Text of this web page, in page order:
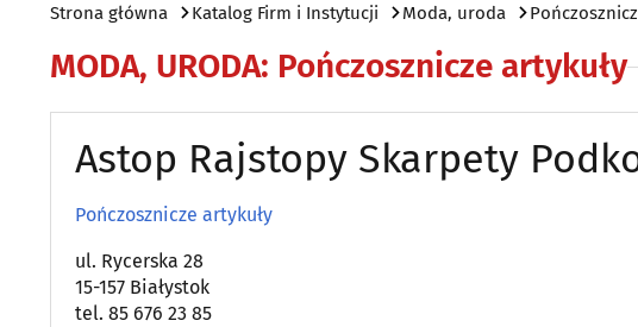
Strona główna Katalog Firm i Instytucji Moda, uroda
MODA, URODA: Pończosznicze artykuły
Astop Rajstopy Skarpety
Pończosznicze artykuły
ul. Rycerska 28
15-157 Białystok
tel. 85 676 23 85